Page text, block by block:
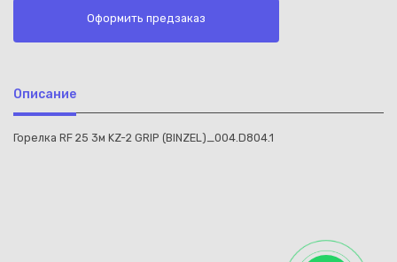
Оформить предзаказ
Описание
Горелка RF 25 3м KZ-2 GRIP (BINZEL)_004.D804.1